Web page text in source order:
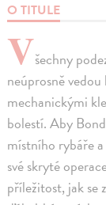
O TITULE
Všechny
neúprosně
mechanickými
bolestí. Aby
místního rybáře
své skryté
příležitost, jak se